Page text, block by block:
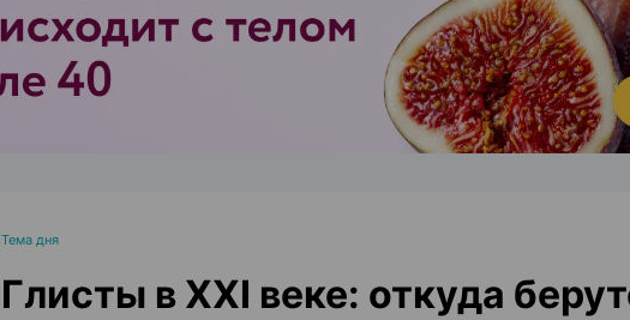
ЭФФЕКТИВНАЯ РЕКЛАМА НА САЙТЕ
Тема дня
Глисты в XXI веке: откуда